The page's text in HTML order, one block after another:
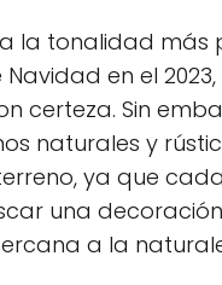
la tonalidad más
en el 2023,
certeza. Sin
naturales y
ya que
una
a la